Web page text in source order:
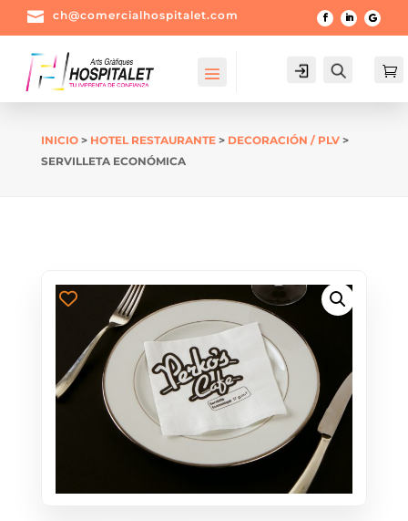
 ch@comercialhospitalet.com
Login Buscar
INICIO> HOTEL RESTAURANTE> DECORACIÓN / PLV>
SERVILLETA ECONÓMICA